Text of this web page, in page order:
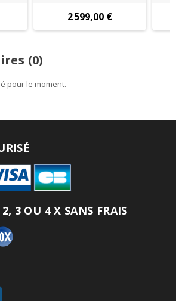
2 599,00 €
(0)
pour le moment.
3 OU 4 X SANS FRAIS